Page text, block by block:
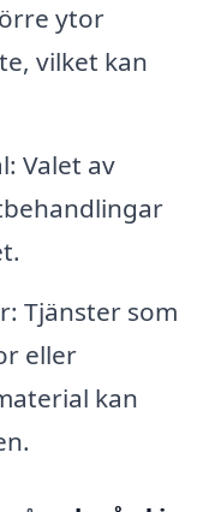
ytor
vilket kan
Valet av
Tjänster som
eller
kan